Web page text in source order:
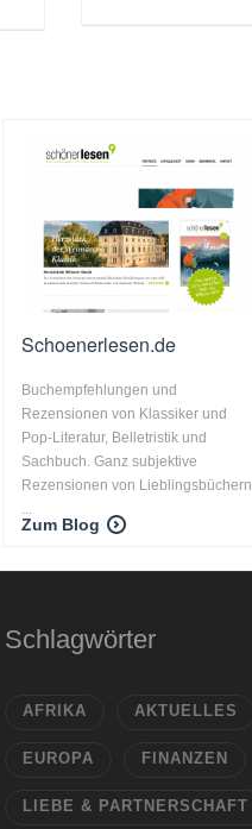
Schoenerlesen.de
Buchempfehlungen und
Rezensionen von Klassiker und
Pop-Literatur, Belletristik und
Sachbuch. Ganz subjektive
Rezensionen von Lieblingsbüchern
...
Zum Blog
Schlagwörter
AFRIKA AKTUELLES
EUROPA FINANZEN
LIEBE & PARTNERSCHAFT